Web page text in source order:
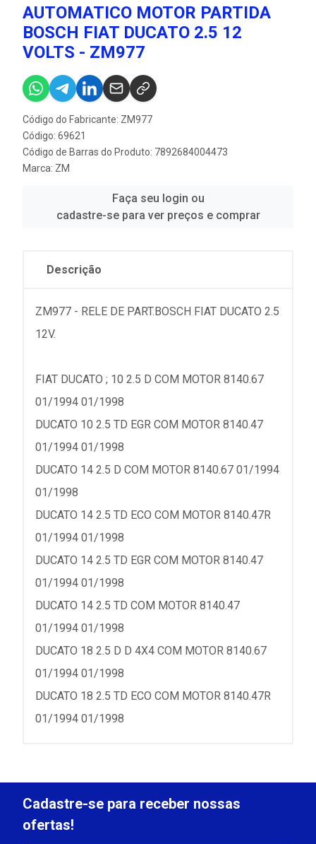
AUTOMATICO MOTOR PARTIDA
BOSCH FIAT DUCATO 2.5 12
VOLTS - ZM977
Código do Fabricante: ZM977
Código: 69621
Código de Barras do Produto: 7892684004473
Marca: ZM
Faça seu login ou
cadastre-se para ver preços e comprar
Descrição
ZM977 - RELE DE PART.BOSCH FIAT DUCATO 2.5
12V.
FIAT DUCATO ; 10 2.5 D COM MOTOR 8140.67
01/1994 01/1998
DUCATO 10 2.5 TD EGR COM MOTOR 8140.47
01/1994 01/1998
DUCATO 14 2.5 D COM MOTOR 8140.67 01/1994
01/1998
DUCATO 14 2.5 TD ECO COM MOTOR 8140.47R
01/1994 01/1998
DUCATO 14 2.5 TD EGR COM MOTOR 8140.47
01/1994 01/1998
DUCATO 14 2.5 TD COM MOTOR 8140.47
01/1994 01/1998
DUCATO 18 2.5 D D 4X4 COM MOTOR 8140.67
01/1994 01/1998
DUCATO 18 2.5 TD ECO COM MOTOR 8140.47R
01/1994 01/1998
Cadastre-se para receber nossas
ofertas!